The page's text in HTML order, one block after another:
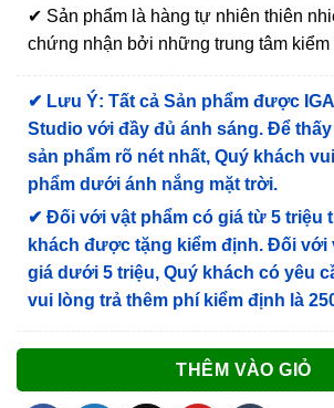
✔ Sản phẩm là hàng tự nhiên thiên
chứng nhận bởi những trung tâm kiểm
✔ Lưu Ý: Tất cả Sản phẩm được
Studio với đầy đủ ánh sáng. Để
sản phẩm rõ nét nhất, Quý khách
phẩm dưới ánh nắng mặt trời.
✔Đối với vật phẩm có giá từ 5 triệu
khách được tặng kiểm định. Đối với
giá dưới 5 triệu, Quý khách có yêu
vui lòng trả thêm phí kiểm định là
THÊM VÀO GIỎ